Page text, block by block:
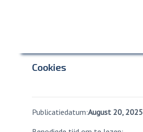
Cookies
Publicatiedatum:August 20, 2025